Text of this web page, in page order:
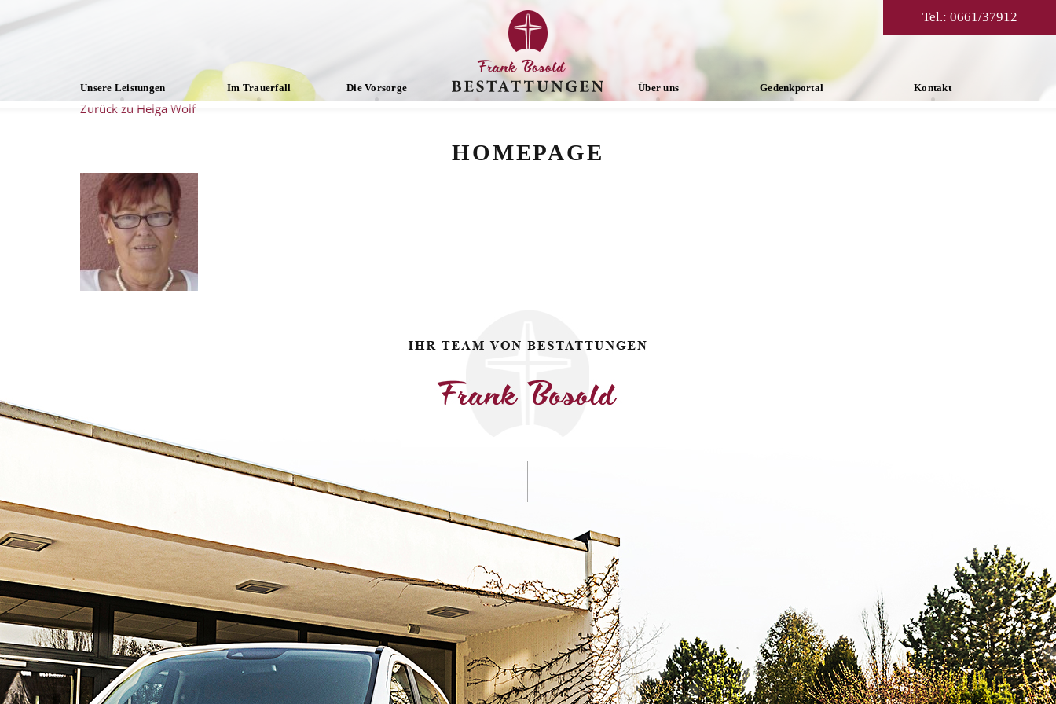
Unsere Leistungen Im Trauerfall Die Vorsorge Über uns Gedenkportal Kontakt
Tel.: 0661/37912
Zurück zu Helga Wolf
HOMEPAGE